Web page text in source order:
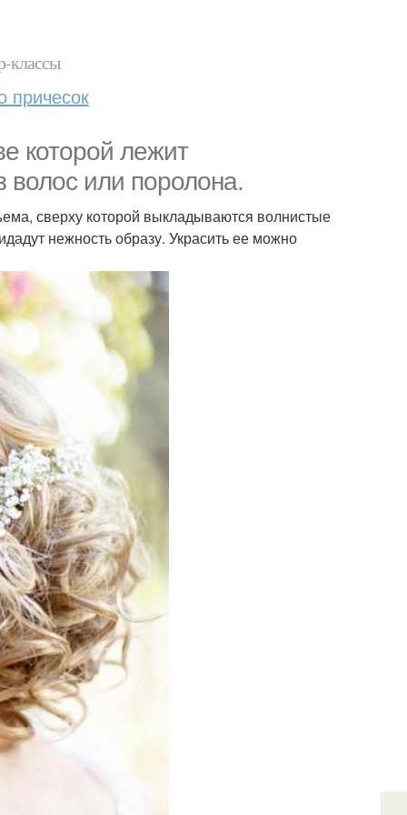
классы
причесок
которой лежит
волос или поролона.
сверху которой выкладываются волнистые
нежность образу. Украсить ее можно